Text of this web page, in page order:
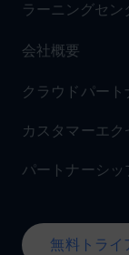
ラーニングセン
会社概要
無料トライ
クラウドパート
カスタマーエ
パートナーシッ